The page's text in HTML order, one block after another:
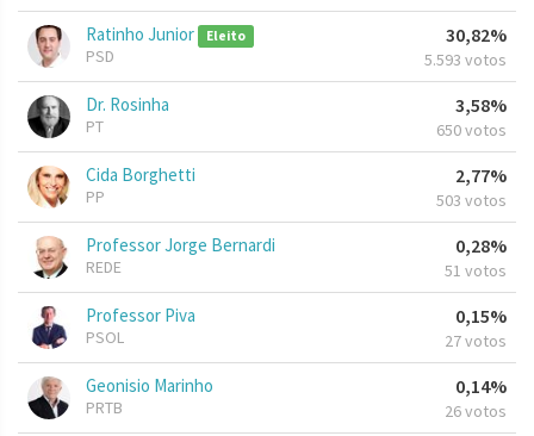
Ratinho Junior Eleito
PSD
30,82%
5.593 votos
Dr. Rosinha
PT
3,58%
650 votos
Cida Borghetti
PP
2,77%
503 votos
Professor Jorge Bernardi
REDE
0,28%
51 votos
Professor Piva
PSOL
0,15%
27 votos
Geonisio Marinho
PRTB
0,14%
26 votos